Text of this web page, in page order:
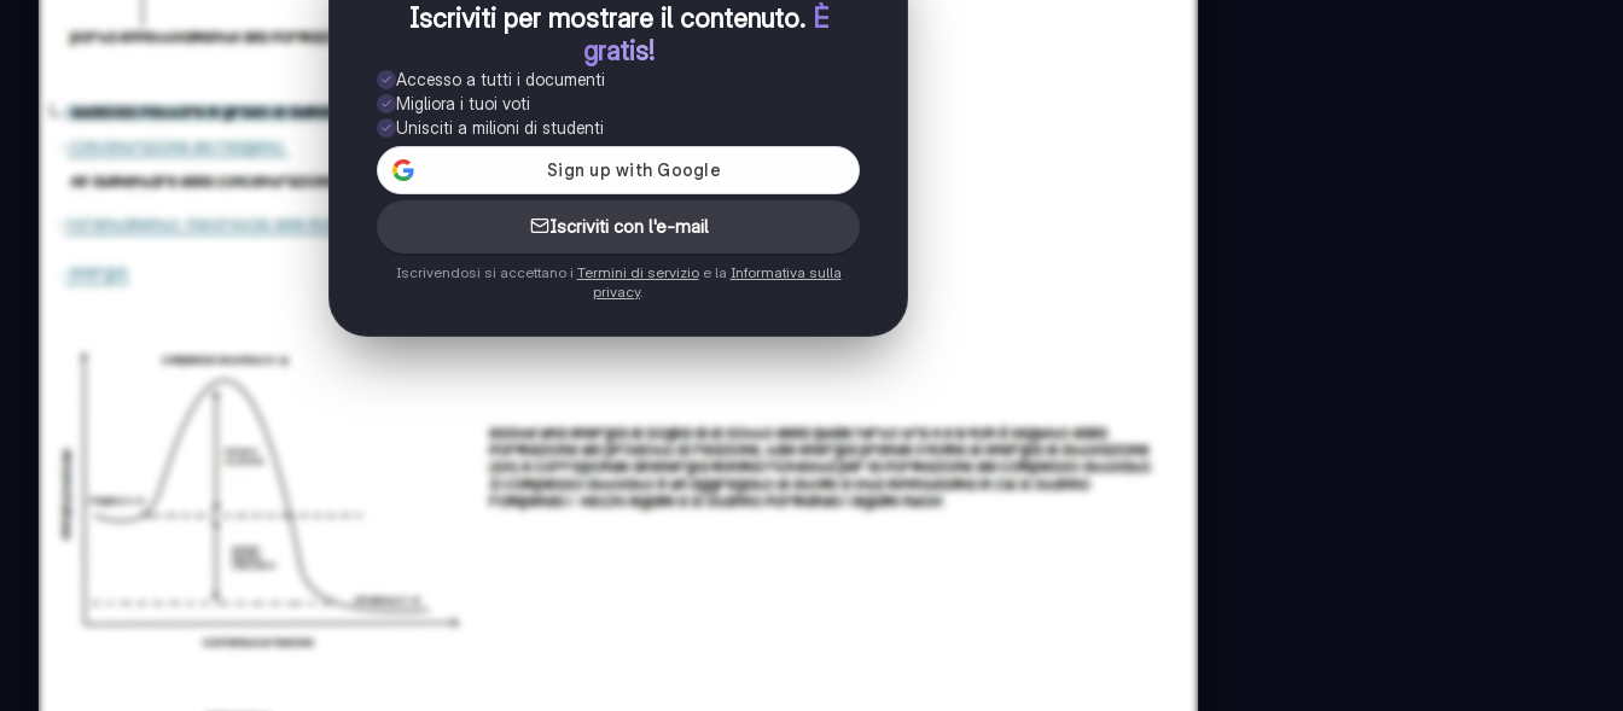
Iscriviti per mostrare il contenuto. È
gratis!
Accesso a tutti i documenti
Migliora i tuoi voti
Unisciti a milioni di studenti
Iscriviti con l'e-mail
Iscrivendosi si accettano i Termini di servizioe la Informativa sulla
privacy.